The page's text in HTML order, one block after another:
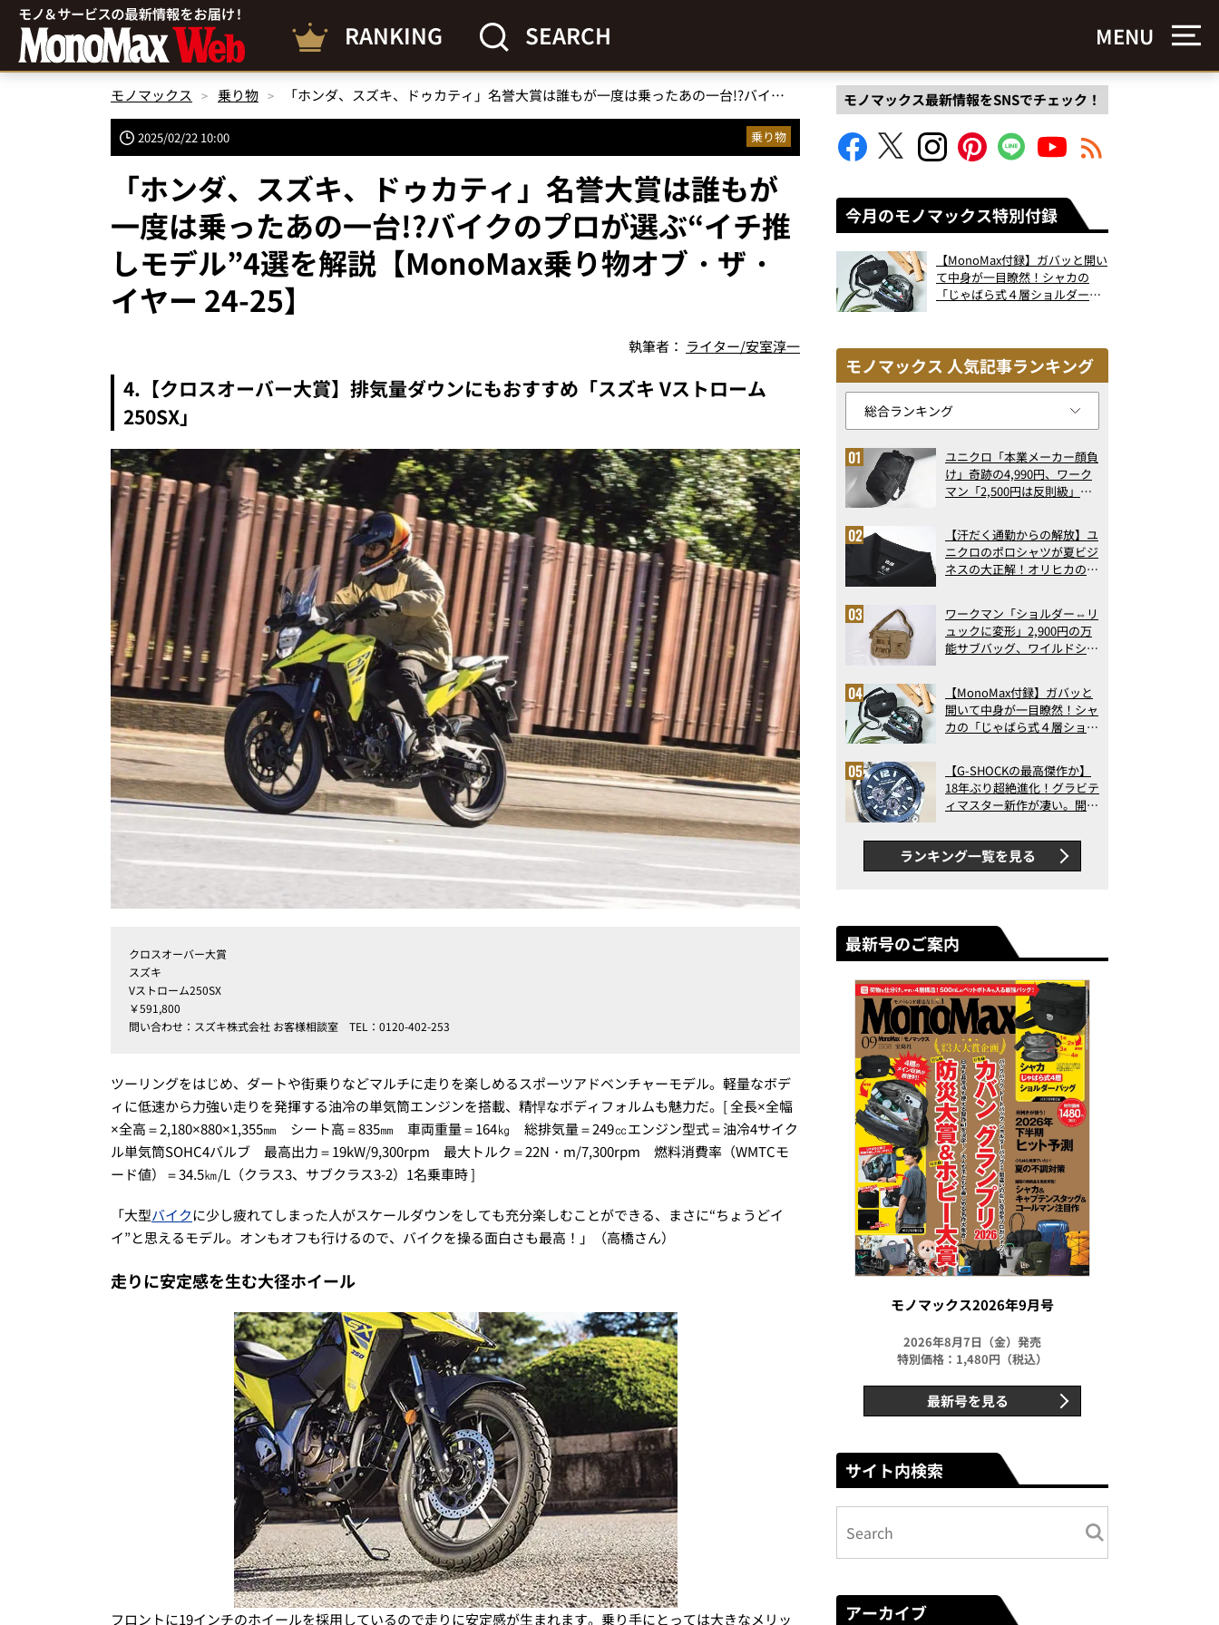
RANKING SEARCH MENU
モノマックス 乗り物 「ホンダ、スズキ、ドゥカティ」名誉大賞は誰もが一度は乗ったあの一台!?バイクのプロが選ぶ“イチ推しモデル”4選を解説【MonoMax乗り物オブ・ザ・イヤー 24-25】
2025/02/22 10:00 乗り物
「ホンダ、スズキ、ドゥカティ」名誉大賞は誰もが
一度は乗ったあの一台!?バイクのプロが選ぶ“イチ推
しモデル”4選を解説【MonoMax乗り物オブ・ザ・
イヤー 24-25】
執筆者： ライター/安室淳一
4.【クロスオーバー大賞】排気量ダウンにもおすすめ「スズキ Vストローム
250SX」
クロスオーバー大賞
スズキ
Vストローム250SX
￥591,800
問い合わせ：スズキ株式会社 お客様相談室 TEL：0120-402-253
ツーリングをはじめ、ダートや街乗りなどマルチに走りを楽しめるスポーツアドベンチャーモデル。軽量なボデ
ィに低速から力強い走りを発揮する油冷の単気筒エンジンを搭載、精悍なボディフォルムも魅力だ。[ 全長×全幅
×全高＝2,180×880×1,355㎜ シート高＝835㎜ 車両重量＝164㎏ 総排気量＝249㏄エンジン型式＝油冷4サイク
ル単気筒SOHC4バルブ 最高出力＝19kW/9,300rpm 最大トルク＝22N・m/7,300rpm 燃料消費率（WMTCモ
ード値）＝34.5㎞/L（クラス3、サブクラス3-2）1名乗車時 ]
「大型バイクに少し疲れてしまった人がスケールダウンをしても充分楽しむことができる、まさに“ちょうどイ
イ”と思えるモデル。オンもオフも行けるので、バイクを操る面白さも最高！」（高橋さん）
走りに安定感を生む大径ホイール
フロントに19インチのホイールを採用しているので走りに安定感が生まれます。乗り手にとっては大きなメリッ
モノマックス最新情報をSNSでチェック！
今月のモノマックス特別付録
【MonoMax付録】ガバッと開い
て中身が一目瞭然！シャカの
「じゃばら式４層ショルダーバ
モノマックス 人気記事ランキング
ユニクロ「本業メーカー顔負
け」奇跡の4,990円、ワーク
マン「2,500円は反則級」凄
ト3】（2026年6月版）
【汗だく通勤からの解放】ユ
ニクロのポロシャツが夏ビジ
ネスの大正解！オリヒカの透
アの実力
ワークマン「ショルダー⇔リ
ュックに変形」2,900円の万
能サブバッグ、ワイルドシン
記事ランキングベスト3】
（2026年6月版）
【MonoMax付録】ガバッと
開いて中身が一目瞭然！シャ
カの「じゃばら式４層ショル
った！
【G-SHOCKの最高傑作か】
18年ぶり超絶進化！グラビテ
ィマスター新作が凄い。開発
新ムーブメントの衝撃
ランキング一覧を見る
最新号のご案内
モノマックス2026年9月号
2026年8月7日（金）発売
特別価格：1,480円（税込）
最新号を見る
サイト内検索
アーカイブ